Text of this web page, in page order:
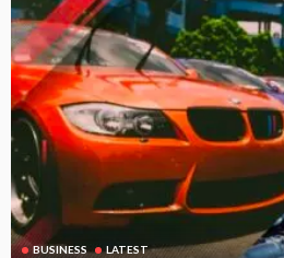
BUSINESS LATEST